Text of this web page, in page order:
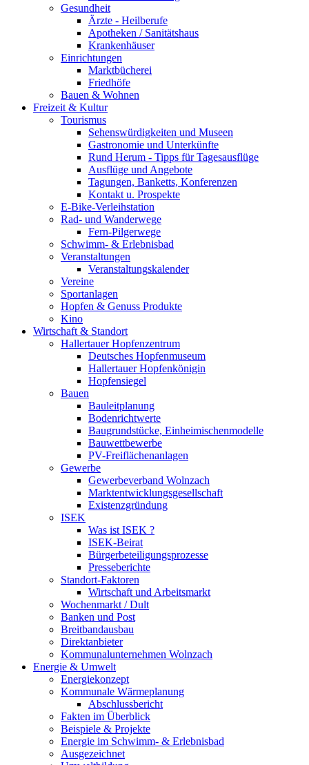
Gesundheit
Ärzte - Heilberufe
Apotheken / Sanitätshaus
Krankenhäuser
Einrichtungen
Marktbücherei
Friedhöfe
Bauen & Wohnen
Freizeit & Kultur
Tourismus
Sehenswürdigkeiten und Museen
Gastronomie und Unterkünfte
Rund Herum - Tipps für Tagesausflüge
Ausflüge und Angebote
Tagungen, Banketts, Konferenzen
Kontakt u. Prospekte
E-Bike-Verleihstation
Rad- und Wanderwege
Fern-Pilgerwege
Schwimm- & Erlebnisbad
Veranstaltungen
Veranstaltungskalender
Vereine
Sportanlagen
Hopfen & Genuss Produkte
Kino
Wirtschaft & Standort
Hallertauer Hopfenzentrum
Deutsches Hopfenmuseum
Hallertauer Hopfenkönigin
Hopfensiegel
Bauen
Bauleitplanung
Bodenrichtwerte
Baugrundstücke, Einheimischenmodelle
Bauwettbewerbe
PV-Freiflächenanlagen
Gewerbe
Gewerbeverband Wolnzach
Marktentwicklungsgesellschaft
Existenzgründung
ISEK
Was ist ISEK ?
ISEK-Beirat
Bürgerbeteiligungsprozesse
Presseberichte
Standort-Faktoren
Wirtschaft und Arbeitsmarkt
Wochenmarkt / Dult
Banken und Post
Breitbandausbau
Direktanbieter
Kommunalunternehmen Wolnzach
Energie & Umwelt
Energiekonzept
Kommunale Wärmeplanung
Abschlussbericht
Fakten im Überblick
Beispiele & Projekte
Energie im Schwimm- & Erlebnisbad
Ausgezeichnet